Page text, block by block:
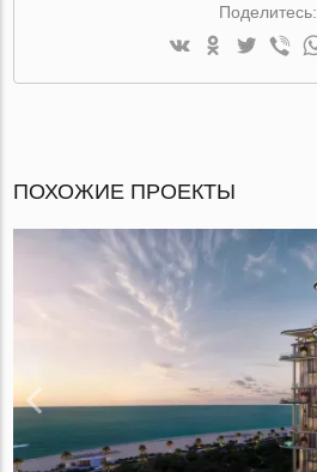
Поделитесь:
ПОХОЖИЕ ПРОЕКТЫ